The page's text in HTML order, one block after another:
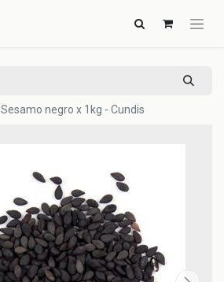
Sesamo negro x 1kg - Cundis